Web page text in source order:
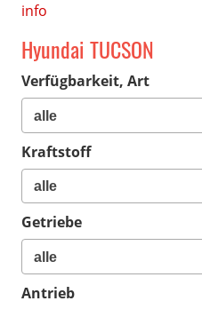
info
Hyundai TUCSON
Verfügbarkeit, Art
Kraftstoff
Getriebe
Antrieb